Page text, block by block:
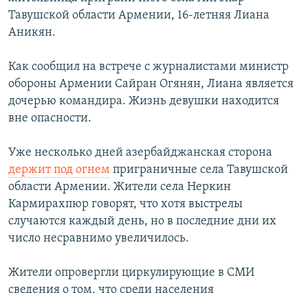
Тавушской области Армении, 16-летняя Лиана
Аникян.
Как сообщил на встрече с журналистами министр
обороны Армении Сайран Огянян, Лиана является
дочерью командира. Жизнь девушки находится
вне опасности.
Уже несколько дней азербайджанская сторона
держит под огнем приграничные села Тавушской
области Армении. Жители села Неркин
Кармирахпюр говорят, что хотя выстрелы
случаются каждый день, но в последние дни их
число несравнимо увеличилось.
Жители опровергли циркулирующие в СМИ
сведения о том, что среди населения